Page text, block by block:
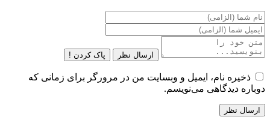
ارسال نظر پاک کردن !
ذخیره نام، ایمیل و وبسایت من در مرورگر برای زمانی که
دوباره دیدگاهی می‌نویسم.